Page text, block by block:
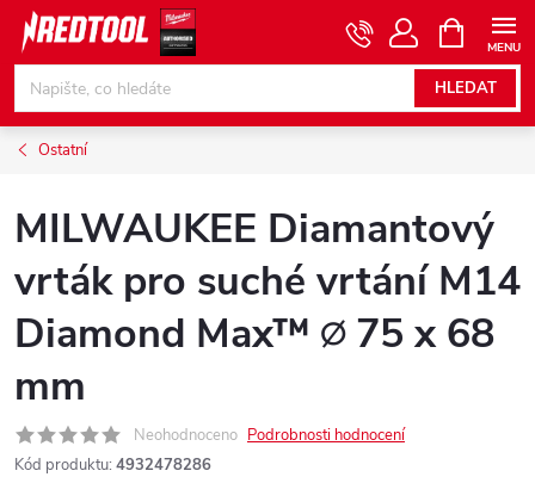
Přejít
obsah
HLEDAT
NÁKUPNÍ
KOŠÍK
Ostatní
MILWAUKEE Diamantový
vrták pro suché vrtání M14
Diamond Max™ ∅ 75 x 68
mm
Neohodnoceno Podrobnosti hodnocení
Kód produktu: 4932478286